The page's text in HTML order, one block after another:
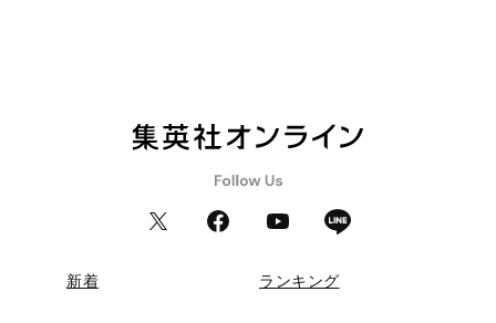
新着 ランキング